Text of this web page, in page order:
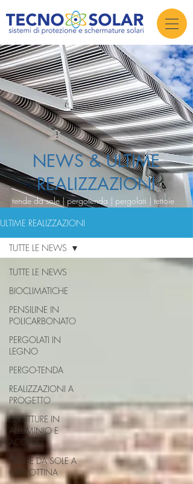
NEWS & ULTIME
REALIZZAZIONI
tende da sole | pergotenda | pergolati | tettoie
ULTIME REALIZZAZIONI
TUTTE LE NEWS
BIOCLIMATICHE
PENSILINE IN
POLICARBONATO
PERGOLATI IN
LEGNO
PERGO-TENDA
REALIZZAZIONI A
PROGETTO
STRUTTURE IN
ALLUMINIO E
ACCIAIO
TENDE DA SOLE A
CAPPOTTINA
TUTTE LE NEWS